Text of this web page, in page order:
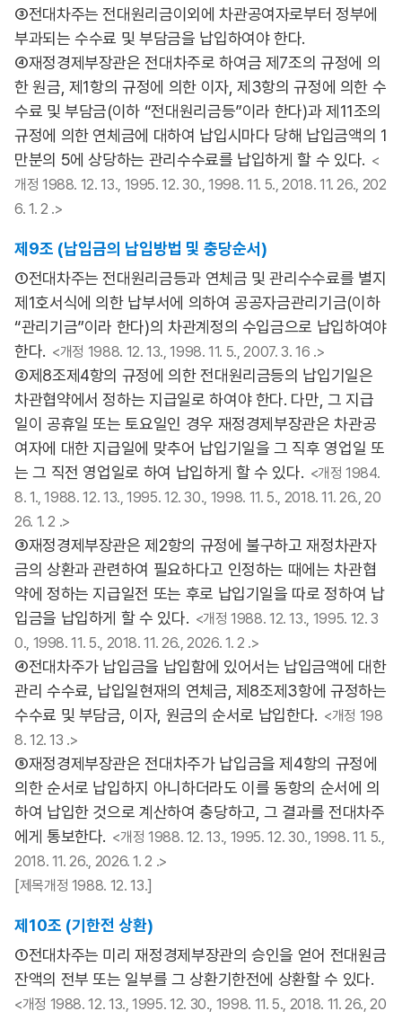
③전대차주는 전대원리금이외에 차관공여자로부터 정부에
부과되는 수수료 및 부담금을 납입하여야 한다.
④재정경제부장관은 전대차주로 하여금 제7조의 규정에 의
한 원금, 제1항의 규정에 의한 이자, 제3항의 규정에 의한 수
수료 및 부담금(이하 “전대원리금등”이라 한다)과 제11조의
규정에 의한 연체금에 대하여 납입시마다 당해 납입금액의 1
만분의 5에 상당하는 관리수수료를 납입하게 할 수 있다. <
개정 1988. 12. 13., 1995. 12. 30., 1998. 11. 5., 2018. 11. 26., 202
6. 1. 2 .>
제9조 (납입금의 납입방법 및 충당순서)
①전대차주는 전대원리금등과 연체금 및 관리수수료를 별지
제1호서식에 의한 납부서에 의하여 공공자금관리기금(이하
“관리기금”이라 한다)의 차관계정의 수입금으로 납입하여야
한다. <개정 1988. 12. 13., 1998. 11. 5., 2007. 3. 16 .>
②제8조제4항의 규정에 의한 전대원리금등의 납입기일은
차관협약에서 정하는 지급일로 하여야 한다. 다만, 그 지급
일이 공휴일 또는 토요일인 경우 재정경제부장관은 차관공
여자에 대한 지급일에 맞추어 납입기일을 그 직후 영업일 또
는 그 직전 영업일로 하여 납입하게 할 수 있다. <개정 1984.
8. 1., 1988. 12. 13., 1995. 12. 30., 1998. 11. 5., 2018. 11. 26., 20
26. 1. 2 .>
③재정경제부장관은 제2항의 규정에 불구하고 재정차관자
금의 상환과 관련하여 필요하다고 인정하는 때에는 차관협
약에 정하는 지급일전 또는 후로 납입기일을 따로 정하여 납
입금을 납입하게 할 수 있다. <개정 1988. 12. 13., 1995. 12. 3
0., 1998. 11. 5., 2018. 11. 26., 2026. 1. 2 .>
④전대차주가 납입금을 납입함에 있어서는 납입금액에 대한
관리 수수료, 납입일현재의 연체금, 제8조제3항에 규정하는
수수료 및 부담금, 이자, 원금의 순서로 납입한다. <개정 198
8. 12. 13 .>
⑤재정경제부장관은 전대차주가 납입금을 제4항의 규정에
의한 순서로 납입하지 아니하더라도 이를 동항의 순서에 의
하여 납입한 것으로 계산하여 충당하고, 그 결과를 전대차주
에게 통보한다. <개정 1988. 12. 13., 1995. 12. 30., 1998. 11. 5.,
2018. 11. 26., 2026. 1. 2 .>
[제목개정 1988. 12. 13.]
제10조 (기한전 상환)
①전대차주는 미리 재정경제부장관의 승인을 얻어 전대원금
잔액의 전부 또는 일부를 그 상환기한전에 상환할 수 있다.
<개정 1988. 12. 13., 1995. 12. 30., 1998. 11. 5., 2018. 11. 26., 20